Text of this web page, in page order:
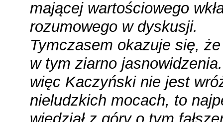
mającej wartościowego
rozumowego w dyskusji.
Tymczasem okazuje się, że
w tym ziarno
więc Kaczyński nie jest
nieludzkich mocach, to